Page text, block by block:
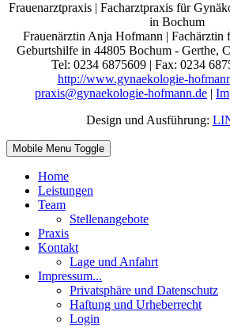
Frauenarztpraxis | Facharztpraxis für
in Bochum
Frauenärztin Anja Hofmann | Fachärztin
Geburtshilfe in 44805 Bochum - Gerthe,
Tel: 0234 6875609 | Fax: 0234
http://www.gynaekologie-
praxis@gynaekologie-hofmann.de |
Design und Ausführung:
Mobile Menu Toggle
Home
Leistungen
Team
Stellenangebote
Praxis
Kontakt
Lage und Anfahrt
Impressum...
Privatsphäre und Datenschutz
Haftung und Urheberrecht
Login